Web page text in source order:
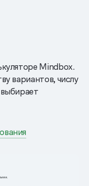
Mindbox.
вариантов, числу